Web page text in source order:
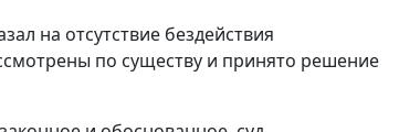
на отсутствие бездействия
по существу и принято решение